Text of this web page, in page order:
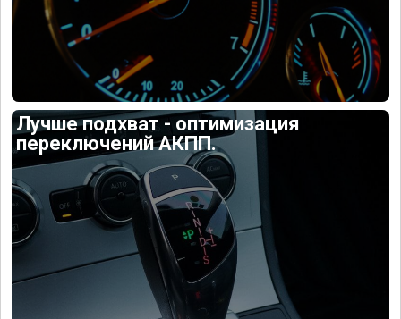
Лучше подхват - оптимизация
переключений АКПП.